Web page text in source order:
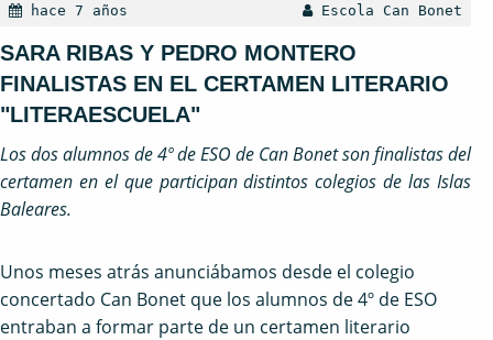
hace 7 años Escola Can Bonet
SARA RIBAS Y PEDRO MONTERO
FINALISTAS EN EL CERTAMEN LITERARIO
"LITERAESCUELA"
Los dos alumnos de 4º de ESO de Can Bonet son finalistas del
certamen en el que participan distintos colegios de las Islas
Baleares.
Unos meses atrás anunciábamos desde el colegio
concertado Can Bonet que los alumnos de 4º de ESO
entraban a formar parte de un certamen literario